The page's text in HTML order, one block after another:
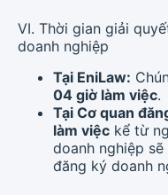
VI. Thời gian giải
doanh nghiệp
Tại EniLaw:
04 giờ làm việc.
Tại Cơ quan
làm việc kể từ
doanh nghiệp
đăng ký doanh